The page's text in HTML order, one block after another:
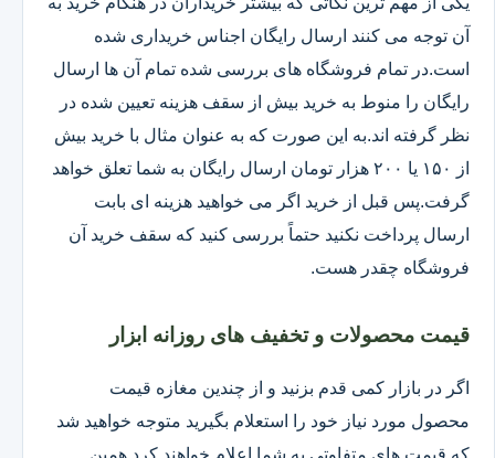
آن توجه می کنند ارسال رایگان اجناس خریداری شده
است.در تمام فروشگاه های بررسی شده تمام آن ها ارسال
رایگان را منوط به خرید بیش از سقف هزینه تعیین شده در
نظر گرفته اند.به این صورت که به عنوان مثال با خرید بیش
از ۱۵۰ یا ۲۰۰ هزار تومان ارسال رایگان به شما تعلق خواهد
گرفت.پس قبل از خرید اگر می خواهید هزینه ای بابت
ارسال پرداخت نکنید حتماً بررسی کنید که سقف خرید آن
فروشگاه چقدر هست.
قیمت محصولات و تخفیف های روزانه ابزار
اگر در بازار کمی قدم بزنید و از چندین مغازه قیمت
محصول مورد نیاز خود را استعلام بگیرید متوجه خواهید شد
که قیمت های متفاوتی به شما اعلام خواهند کرد همین